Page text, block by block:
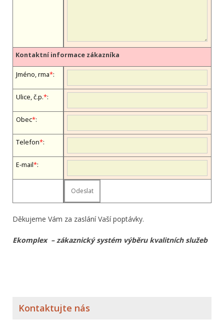
Kontaktní informace zákazníka
Jméno, firma*:
Ulice, č.p.*:
Obec*:
Telefon*:
E-mail*:
Děkujeme Vám za zaslání Vaší poptávky.
Ekomplex – zákaznický systém výběru kvalitních služeb
Kontaktujte nás